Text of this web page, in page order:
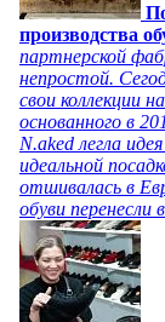
производства
партнерской
непростой.
свои коллекции
основанного в
N.aked легла
идеальной
отшивалась в
обуви перенесли